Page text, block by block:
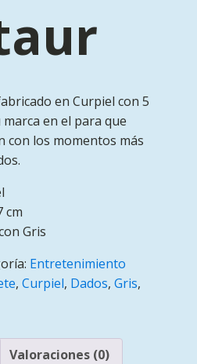
en Curpiel con 5
en el para que
con los momentos más
cm
Gris
Entretenimiento
, Curpiel, Dados, Gris,
Valoraciones (0)